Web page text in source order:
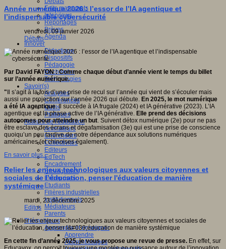
Faits marquants
Interviews
Reportages
Brèves
Agenda
Innover
Didactique
Dispositifs
Pédagogie
Recherche
Technologies
Savoir(s)
Analyses
Conférences
Outils
Pratiques
Acteurs de l'éducation
Animateurs
Chercheurs
Collectivités
Editeurs
EdTech
Encadrement
Enseignants
Entreprises
Etudiants
Filières industrielles
Institutionnels
Médiateurs
Parents
Thématiques
Apprendre et enseigner
Apprendre
Apprentissages
Année numérique 2026 : l’essor de l’IA agentique et
l’indispensable cybersécurité
vendredi, 09 janvier 2026
Débats
Par David FAYON : Comme chaque début d’année vient le temps du billet
sur l’année numérique.
" Il s’agit à la fois d’une prise de recul sur l’année qui vient de s’écouler mais
aussi une projection sur l’année 2026 qui débute. En 2025, le mot numérique
a été IA agentique. Il succède à IA frugale (2024) et IA générative (2023). L’IA
agentique est la phase active de l’IA générative. Elle prend des décisions
autonomes pour atteindre un but. Suivent détox numérique (2e) pour ne pas
être esclave des écrans et dégafamisation (3e) qui est une prise de conscience
quoiqu’un peu tardive de notre dépendance aux solutions numériques
américaines (et chinoises également).
En savoir plus...
Relier les enjeux technologiques aux valeurs citoyennes et
sociales de l’éducation, penser l'éducation de manière
systémique
mardi, 23 décembre 2025
Editos
En cette fin d’année 2025, je vous propose une revue de presse. En effet, sur